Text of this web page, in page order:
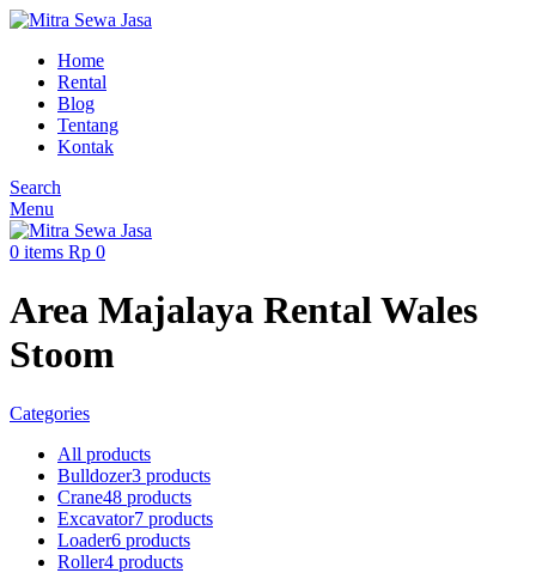
Home
Rental
Blog
Tentang
Kontak
Search
Menu
0 items Rp 0
Area Majalaya Rental Wales
Stoom
Categories
All products
Bulldozer3 products
Crane48 products
Excavator7 products
Loader6 products
Roller4 products